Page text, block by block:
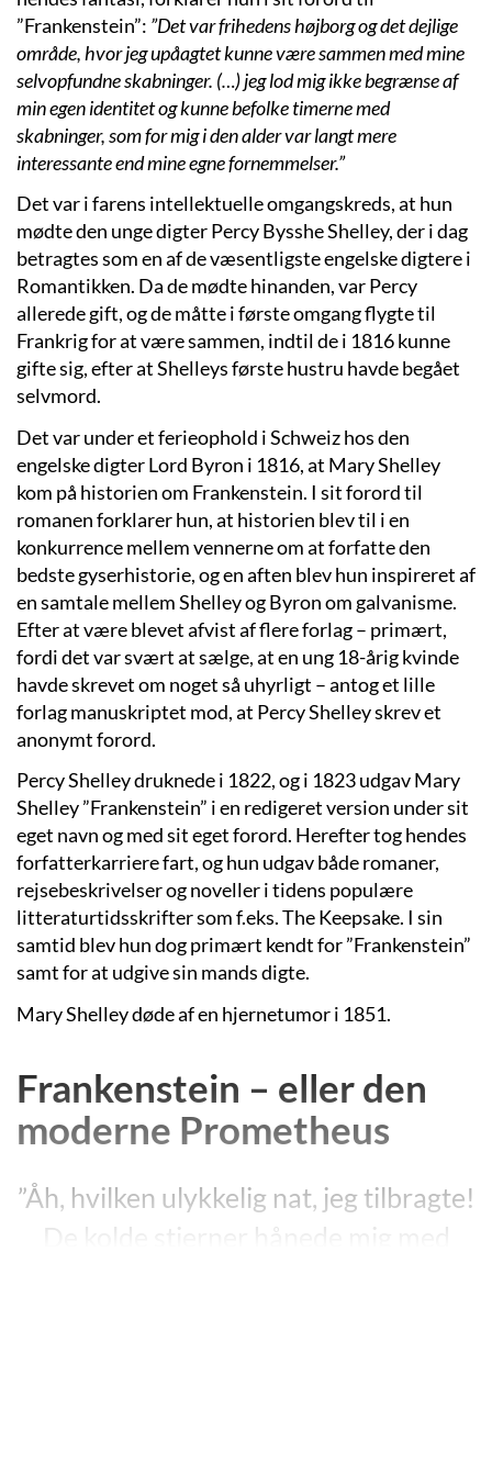
”Frankenstein”: ”Det var frihedens højborg og det dejlige
område, hvor jeg upåagtet kunne være sammen med mine
selvopfundne skabninger. (…) jeg lod mig ikke begrænse af
min egen identitet og kunne befolke timerne med
skabninger, som for mig i den alder var langt mere
interessante end mine egne fornemmelser.”
Det var i farens intellektuelle omgangskreds, at hun
mødte den unge digter Percy Bysshe Shelley, der i dag
betragtes som en af de væsentligste engelske digtere i
Romantikken. Da de mødte hinanden, var Percy
allerede gift, og de måtte i første omgang flygte til
Frankrig for at være sammen, indtil de i 1816 kunne
gifte sig, efter at Shelleys første hustru havde begået
selvmord.
Det var under et ferieophold i Schweiz hos den
engelske digter Lord Byron i 1816, at Mary Shelley
kom på historien om Frankenstein. I sit forord til
romanen forklarer hun, at historien blev til i en
konkurrence mellem vennerne om at forfatte den
bedste gyserhistorie, og en aften blev hun inspireret af
en samtale mellem Shelley og Byron om galvanisme.
Efter at være blevet afvist af flere forlag – primært,
fordi det var svært at sælge, at en ung 18-årig kvinde
havde skrevet om noget så uhyrligt – antog et lille
forlag manuskriptet mod, at Percy Shelley skrev et
anonymt forord.
Percy Shelley druknede i 1822, og i 1823 udgav Mary
Shelley ”Frankenstein” i en redigeret version under sit
eget navn og med sit eget forord. Herefter tog hendes
forfatterkarriere fart, og hun udgav både romaner,
rejsebeskrivelser og noveller i tidens populære
litteraturtidsskrifter som f.eks. The Keepsake. I sin
samtid blev hun dog primært kendt for ”Frankenstein”
samt for at udgive sin mands digte.
Mary Shelley døde af en hjernetumor i 1851.
Frankenstein – eller den
moderne Prometheus
”Åh, hvilken ulykkelig nat, jeg tilbragte!
De kolde stjerner hånede mig med